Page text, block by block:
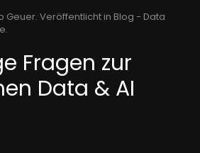
Geuer. Veröffentlicht in Blog - Data
.
Fragen zur
Data & AI